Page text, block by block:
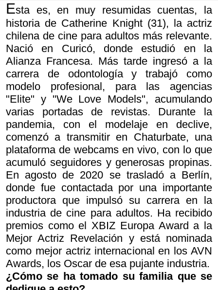
Esta es, en muy resumidas cuentas, la
historia de Catherine Knight (31), la actriz
chilena de cine para adultos más relevante.
Nació en Curicó, donde estudió en la
Alianza Francesa. Más tarde ingresó a la
carrera de odontología y trabajó como
modelo profesional, para las agencias
"Elite" y "We Love Models", acumulando
varias portadas de revistas. Durante la
pandemia, con el modelaje en declive,
comenzó a transmitir en Chaturbate, una
plataforma de webcams en vivo, con lo que
acumuló seguidores y generosas propinas.
En agosto de 2020 se trasladó a Berlín,
donde fue contactada por una importante
productora que impulsó su carrera en la
industria de cine para adultos. Ha recibido
premios como elXBIZ Europa Award a la
Mejor Actriz Revelación y está nominada
como mejor actriz internacional en los AVN
Awards, los Oscar de esa pujante industria.
¿Cómo se ha tomado su familia que se